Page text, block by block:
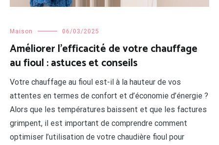
Maison 06/03/2025
Améliorer l’efficacité de votre chauffage
au fioul : astuces et conseils
Votre chauffage au fioul est-il à la hauteur de vos
attentes en termes de confort et d’économie d’énergie ?
Alors que les températures baissent et que les factures
grimpent, il est important de comprendre comment
optimiser l’utilisation de votre chaudière fioul pour